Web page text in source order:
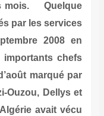
mois. Quelque
par les services
2008 en
importants chefs
marqué par
Ouzou, Dellys et
avait vécu